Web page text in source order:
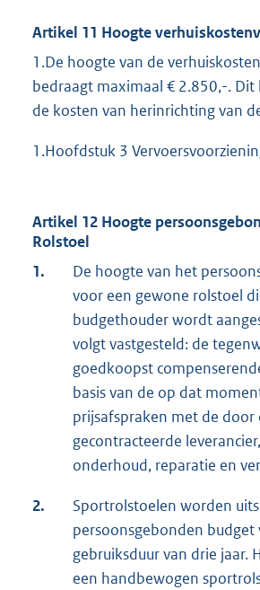
Artikel 11 Hoogte
1.De hoogte van de
bedraagt maximaal € 2.850,-. Dit
de kosten van herinrichting van
1.Hoofdstuk 3
Artikel 12 Hoogte
Rolstoel
1.
De hoogte van het
voor een gewone rolstoel
budgethouder wordt
volgt vastgesteld: de
goedkoopst
basis van de op dat
prijsafspraken met de door
gecontracteerde
onderhoud, reparatie en
2.
Sportrolstoelen worden
persoonsgebonden budget
gebruiksduur van drie jaar.
een handbewogen